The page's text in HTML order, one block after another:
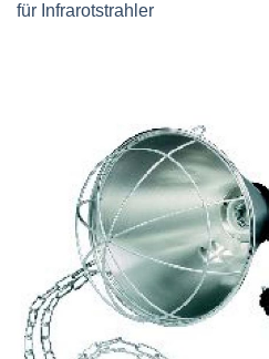
für Infrarotstrahler